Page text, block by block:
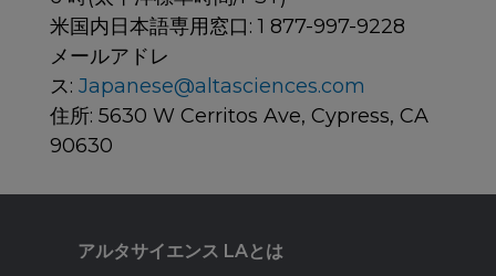
米国内日本語専用窓口: 1 877-997-9228
メールアドレ
ス: Japanese@altasciences.com
住所: 5630 W Cerritos Ave, Cypress, CA
90630
アルタサイエンス LAとは